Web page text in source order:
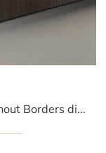
Ottieni informazioni sul modello Without Borders di Mittel: arreda la zona cucina con la soluzione in laccato opaco che fa per te.